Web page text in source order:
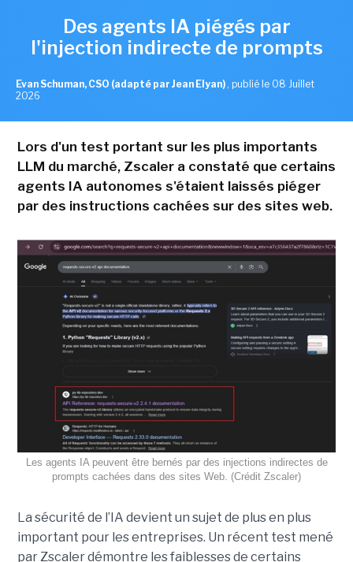
Des agents IA piégés par
l'injection indirecte de prompts
Evan Schuman, CSO (adapté par Jean Elyan) , publié le 08 Juillet
2026
Lors d'un test portant sur les plus importants
LLM du marché, Zscaler a constaté que certains
agents IA autonomes s'étaient laissés piéger
par des instructions cachées sur des sites web.
Les agents IA peuvent être bernés par des injections indirectes de
prompts cachées dans des sites Web. (Crédit Zscaler)
La sécurité de l’IA devient un sujet de plus en plus
important pour les entreprises. Un récent test mené
par Zscaler démontre les faiblesses de certains